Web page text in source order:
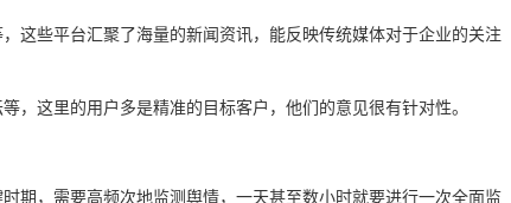
这些平台汇聚了海量的新闻资讯，能反映传统媒体对于企业的关注
，这里的用户多是精准的目标客户，他们的意见很有针对性。
期，需要高频次地监测舆情，一天甚至数小时就要进行一次全面监